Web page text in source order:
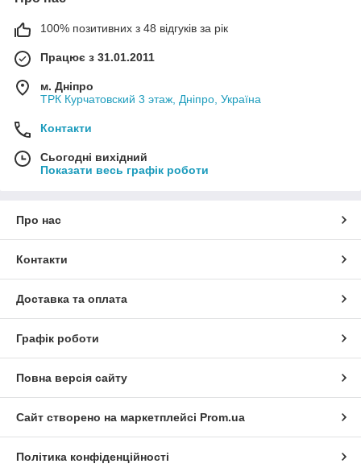
100% позитивних з 48 відгуків за рік
Працює з 31.01.2011
м. Дніпро
ТРК Курчатовский 3 этаж, Дніпро, Україна
Контакти
Сьогодні вихідний
Показати весь графік роботи
Про нас
Контакти
Доставка та оплата
Графік роботи
Повна версія сайту
Сайт створено на маркетплейсі Prom.ua
Політика конфіденційності